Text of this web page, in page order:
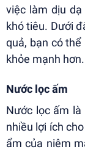
việc làm dịu
khó tiêu. Dưới
quả, bạn có
khỏe mạnh hơn.
Nước lọc ấm
Nước lọc ấm là
nhiều lợi ích
ẩm của niêm